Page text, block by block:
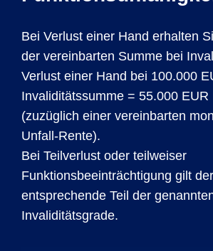
Bei Verlust einer Hand erhalten
der vereinbarten Summe bei
Verlust einer Hand bei 100.000
Invaliditätssumme = 55.000 EUR
(zuzüglich einer vereinbarten
Unfall-Rente).
Bei Teilverlust oder teilweiser
Funktionsbeeinträchtigung gilt der
entsprechende Teil der
Invaliditätsgrade.